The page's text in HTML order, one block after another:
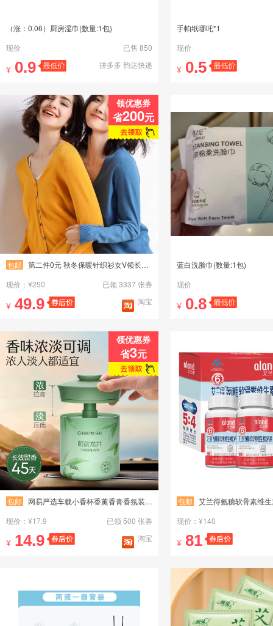
（涨：0.06）厨房湿巾(数量:1包)
现价
已售 850
¥ 0.9 拼多多 韵达快递
手帕纸哪吒*1
现价
¥ 0.5
领优惠券
省200元
包邮 第二件0元 秋冬保暖针织衫女V领长袖毛衣打底衫百搭上衣不起NG3
现价：¥250
已领 3337 张券
¥ 49.9 淘宝
蓝白洗脸巾(数量:1包)
现价
¥ 0.8
领优惠券
省3元
包邮
网易严选车载小香杯香薰香膏香氛装饰中式茶香除臭烟异味留香持久
现价：¥17.9
已领 500 张券
¥ 14.9 淘宝
包邮 艾兰得氨糖软骨素维生素D钙片 中老年
现价：¥140
¥ 81